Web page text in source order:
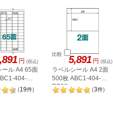
円 (税込)
ール A4 65面
404-
(19件)
比較 5,891 円 (税込)
ラベルシール A4 2面
500枚 ABC1-404-
RB08
(3件)